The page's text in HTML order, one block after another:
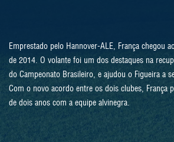
Emprestado pelo Hannover-ALE, França chegou
de 2014. O volante foi um dos destaques na
do Campeonato Brasileiro, e ajudou o Figueira a
Com o novo acordo entre os dois clubes, França
de dois anos com a equipe alvinegra.